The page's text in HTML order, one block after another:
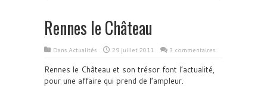
Rennes le Château
Dans Actualités 29 juillet 2011 3 commentaires
Rennes le Château et son trésor font l’actualité,
pour une affaire qui prend de l’ampleur.